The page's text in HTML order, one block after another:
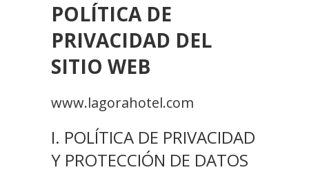
POLÍTICA DE
PRIVACIDAD DEL
SITIO WEB
www.lagorahotel.com
I. POLÍTICA DE PRIVACIDAD
Y PROTECCIÓN DE DATOS